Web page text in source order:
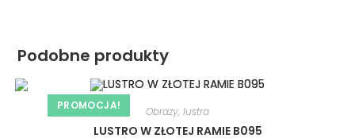
Podobne produkty
PROMOCJA! Obrazy, lustra
LUSTRO W ZŁOTEJ RAMIE B095